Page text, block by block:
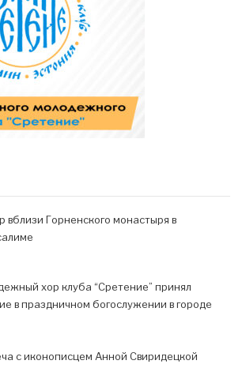
вблизи Горненского монастыря в
хор клуба “Сретение” принял
в праздничном богослужении в городе
с иконописцем Анной Свиридецкой